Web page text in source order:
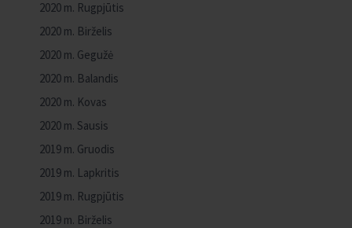
2020 m. Rugpjūtis
2020 m. Birželis
2020 m. Gegužė
2020 m. Balandis
2020 m. Kovas
2020 m. Sausis
2019 m. Gruodis
2019 m. Lapkritis
2019 m. Rugpjūtis
2019 m. Birželis